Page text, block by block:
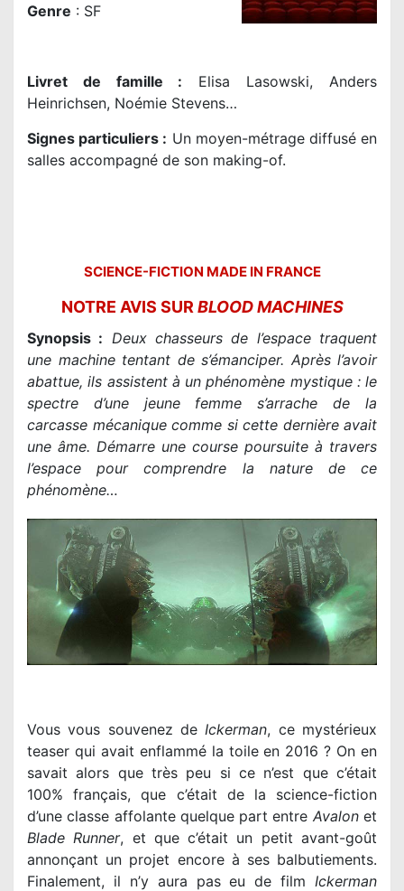
Genre : SF
Livret de famille : Elisa Lasowski, Anders
Heinrichsen, Noémie Stevens…
Signes particuliers : Un moyen-métrage diffusé en
salles accompagné de son making-of.
SCIENCE-FICTION MADE IN FRANCE
NOTRE AVIS SUR BLOOD MACHINES
Synopsis : Deux chasseurs de l’espace traquent
une machine tentant de s’émanciper. Après l’avoir
abattue, ils assistent à un phénomène mystique : le
spectre d’une jeune femme s’arrache de la
carcasse mécanique comme si cette dernière avait
une âme. Démarre une course poursuite à travers
l’espace pour comprendre la nature de ce
phénomène…
Vous vous souvenez deIckerman, ce mystérieux
teaser qui avait enflammé la toile en 2016 ? On en
savait alors que très peu si ce n’est que c’était
100% français, que c’était de la science-fiction
d’une classe affolante quelque part entre Avalonet
Blade Runner, et que c’était un petit avant-goût
annonçant un projet encore à ses balbutiements.
Finalement, il n’y aura pas eu de film Ickerman